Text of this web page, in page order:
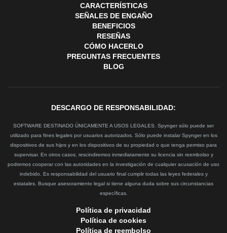
CARACTERÍSTICAS
SEÑALES DE ENGAÑO
BENEFICIOS
RESEÑAS
CÓMO HACERLO
PREGUNTAS FRECUENTES
BLOG
DESCARGO DE RESPONSABILIDAD:
SOFTWARE DESTINADO ÚNICAMENTE A USOS LEGALES. Spynger sólo puede ser
utilizado para fines legales por usuarios autorizados. Sólo puede instalar Spynger en los
dispositivos de sus hijos y en los dispositivos de su propiedad o que tenga permiso para
supervisar. En otros casos, rescindiremos inmediatamente su licencia sin reembolso y
podremos cooperar con las autoridades en la investigación de cualquier acusación de uso
indebido. Es responsabilidad del usuario final cumplir todas las leyes federales y
estatales. Busque asesoramiento legal si tiene alguna duda sobre sus circunstancias
específicas.
Política de privacidad
Política de cookies
Política de reembolso